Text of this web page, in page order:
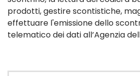
prodotti, gestire scontistiche,
effettuare l'emissione dello
telematico dei dati all’Agenzia